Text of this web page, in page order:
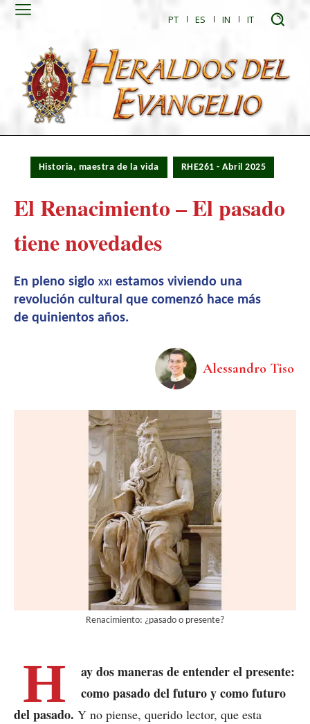
PT ES IN IT
Historia, maestra de la vida RHE261 - Abril 2025
El Renacimiento – El pasado
tiene novedades
En pleno siglo xxi estamos viviendo una
revolución cultural que comenzó hace más
de quinientos años.
Alessandro Tiso
Renacimiento: ¿pasado o presente?
H
ay dos maneras de entender el presente:
como pasado del futuro y como futuro
del pasado. Y no piense, querido lector, que esta